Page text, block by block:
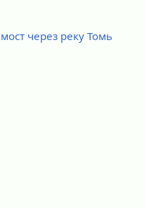
через реку Томь